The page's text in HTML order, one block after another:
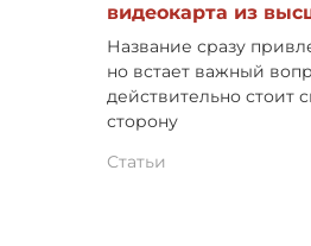
видеокарта из
Название сразу
но встает важный
действительно стоит
сторону
Статьи